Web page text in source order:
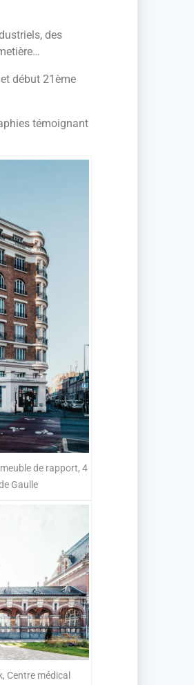
des
début 21ème
témoignant
de rapport, 4
Gaulle
Centre médical